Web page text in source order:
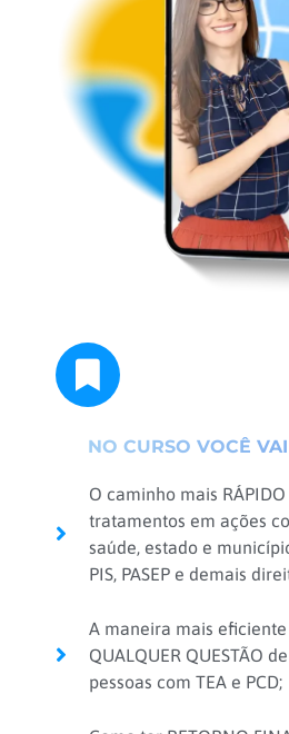
NO CURSO VOCÊ VAI
O caminho mais
tratamentos em ações
saúde, estado e
PIS, PASEP e demais
A maneira mais
QUALQUER QUESTÃO
pessoas com TEA e PCD;